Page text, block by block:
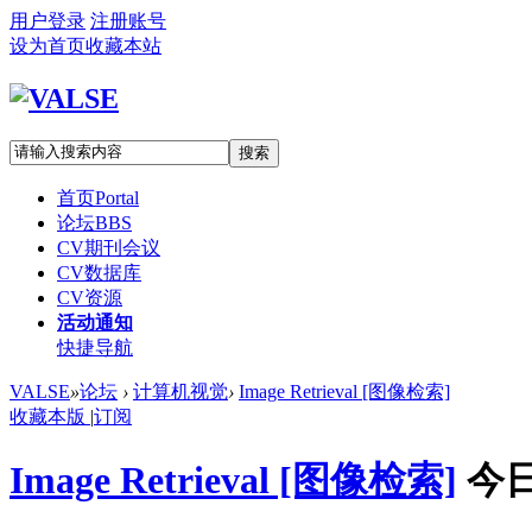
用户登录 注册账号
设为首页收藏本站
搜索
首页Portal
论坛BBS
CV期刊会议
CV数据库
CV资源
活动通知
快捷导航
VALSE»论坛 › 计算机视觉› Image Retrieval [图像检索]
收藏本版 |订阅
Image Retrieval [图像检索] 今